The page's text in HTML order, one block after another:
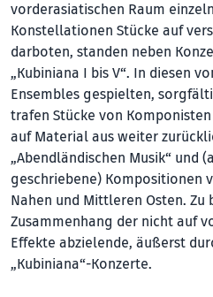
vorderasiatischen Raum
Konstellationen Stücke auf
darboten, standen neben
„Kubiniana I bis V“. In diesen
Ensembles gespielten,
trafen Stücke von
auf Material aus weiter
„Abendländischen Musik“ und
geschriebene) Kompositionen
Nahen und Mittleren Osten. Zu
Zusammenhang der nicht auf
Effekte abzielende, äußerst
„Kubiniana“-Konzerte.